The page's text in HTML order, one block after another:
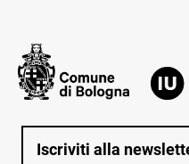
Iscriviti alla